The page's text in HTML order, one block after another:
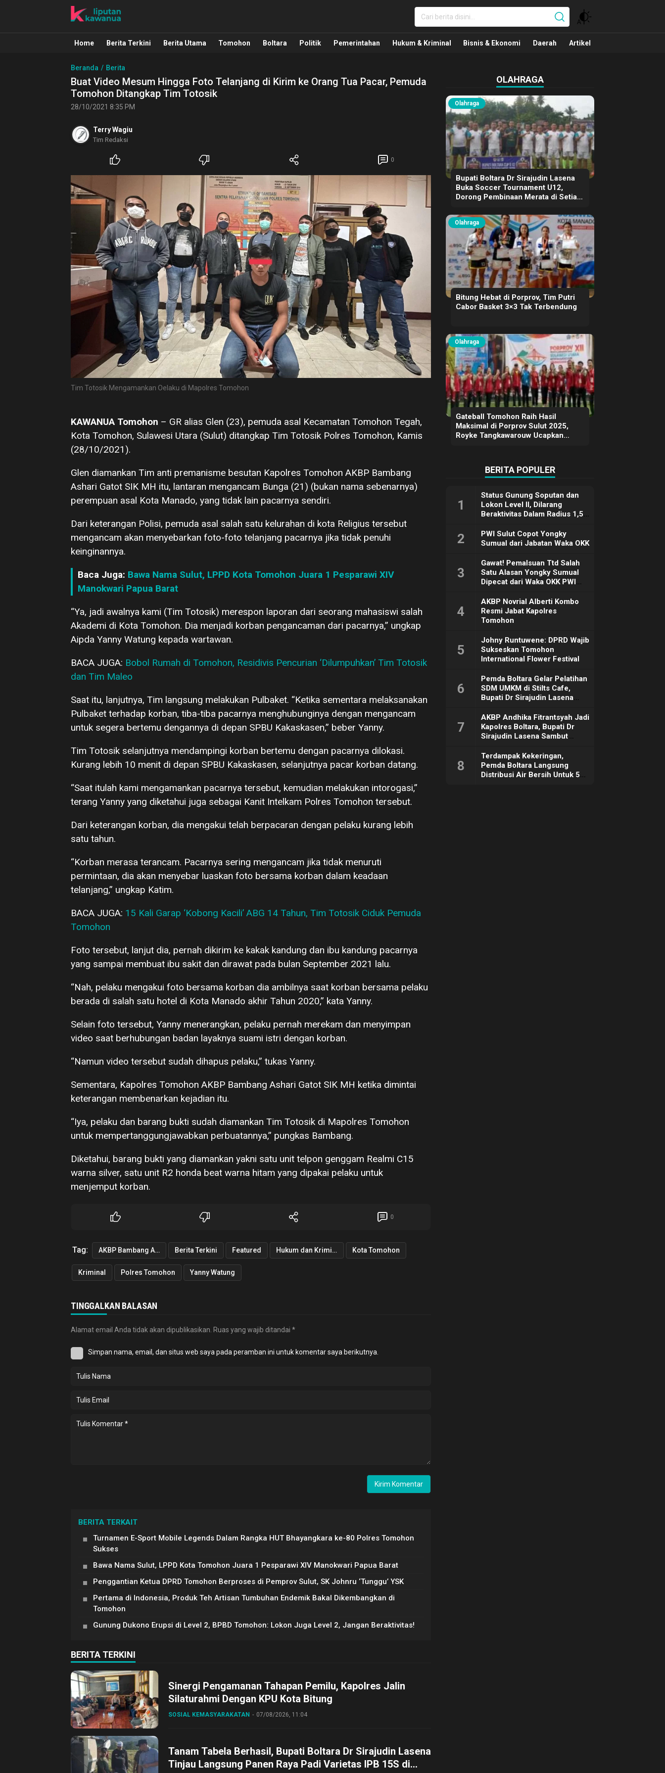
Liputan Kawanua
Berita Manado, Sulawesi Utara, Kawanua, Politik, Pemerintahan, Hukum Kriminal dan Nasional
Home Berita Terkini Berita Utama Tomohon Boltara Politik Pemerintahan Hukum & Kriminal Bisnis & Ekonomi Daerah Artikel
Beranda Berita
Buat Video Mesum Hingga Foto Telanjang di Kirim ke Orang Tua Pacar, Pemuda
Tomohon Ditangkap Tim Totosik
28/10/2021 8:35 PM
Terry Wagiu
Tim Redaksi
0
Tim Totosik Mengamankan Oelaku di Mapolres Tomohon
KAWANUA Tomohon – GR alias Glen (23), pemuda asal Kecamatan Tomohon Tegah,
Kota Tomohon, Sulawesi Utara (Sulut) ditangkap Tim Totosik Polres Tomohon, Kamis
(28/10/2021).
Glen diamankan Tim anti premanisme besutan Kapolres Tomohon AKBP Bambang
Ashari Gatot SIK MH itu, lantaran mengancam Bunga (21) (bukan nama sebenarnya)
perempuan asal Kota Manado, yang tidak lain pacarnya sendiri.
Dari keterangan Polisi, pemuda asal salah satu kelurahan di kota Religius tersebut
mengancam akan menyebarkan foto-foto telanjang pacarnya jika tidak penuhi
keinginannya.
Baca Juga: Bawa Nama Sulut, LPPD Kota Tomohon Juara 1 Pesparawi XIV
Manokwari Papua Barat
“Ya, jadi awalnya kami (Tim Totosik) merespon laporan dari seorang mahasiswi salah
Akademi di Kota Tomohon. Dia menjadi korban pengancaman dari pacarnya,” ungkap
Aipda Yanny Watung kepada wartawan.
BACA JUGA: Bobol Rumah di Tomohon, Residivis Pencurian ‘Dilumpuhkan’ Tim Totosik
dan Tim Maleo
Saat itu, lanjutnya, Tim langsung melakukan Pulbaket. “Ketika sementara melaksanakan
Pulbaket terhadap korban, tiba-tiba pacarnya menghubunginya dengan mengancam
untuk segera bertemu dengannya di depan SPBU Kakaskasen,” beber Yanny.
Tim Totosik selanjutnya mendampingi korban bertemu dengan pacarnya dilokasi.
Kurang lebih 10 menit di depan SPBU Kakaskasen, selanjutnya pacar korban datang.
“Saat itulah kami mengamankan pacarnya tersebut, kemudian melakukan intorogasi,”
terang Yanny yang diketahui juga sebagai Kanit Intelkam Polres Tomohon tersebut.
Dari keterangan korban, dia mengakui telah berpacaran dengan pelaku kurang lebih
satu tahun.
“Korban merasa terancam. Pacarnya sering mengancam jika tidak menuruti
permintaan, dia akan menyebar luaskan foto bersama korban dalam keadaan
telanjang,” ungkap Katim.
BACA JUGA: 15 Kali Garap ‘Kobong Kacili’ ABG 14 Tahun, Tim Totosik Ciduk Pemuda
Tomohon
Foto tersebut, lanjut dia, pernah dikirim ke kakak kandung dan ibu kandung pacarnya
yang sampai membuat ibu sakit dan dirawat pada bulan September 2021 lalu.
“Nah, pelaku mengakui foto bersama korban dia ambilnya saat korban bersama pelaku
berada di salah satu hotel di Kota Manado akhir Tahun 2020,” kata Yanny.
Selain foto tersebut, Yanny menerangkan, pelaku pernah merekam dan menyimpan
video saat berhubungan badan layaknya suami istri dengan korban.
“Namun video tersebut sudah dihapus pelaku,” tukas Yanny.
Sementara, Kapolres Tomohon AKBP Bambang Ashari Gatot SIK MH ketika dimintai
keterangan membenarkan kejadian itu.
“Iya, pelaku dan barang bukti sudah diamankan Tim Totosik di Mapolres Tomohon
untuk mempertanggungjawabkan perbuatannya,” pungkas Bambang.
Diketahui, barang bukti yang diamankan yakni satu unit telpon genggam Realmi C15
warna silver, satu unit R2 honda beat warna hitam yang dipakai pelaku untuk
menjemput korban.
0
Tag: AKBP Bambang Ashari Gatot Berita Terkini Featured Hukum dan Kriminal Kota Tomohon
Kriminal Polres Tomohon Yanny Watung
TINGGALKAN BALASAN
Alamat email Anda tidak akan dipublikasikan. Ruas yang wajib ditandai *
Simpan nama, email, dan situs web saya pada peramban ini untuk komentar saya berikutnya.
BERITA TERKAIT
Turnamen E-Sport Mobile Legends Dalam Rangka HUT Bhayangkara ke-80 Polres Tomohon
Sukses
Bawa Nama Sulut, LPPD Kota Tomohon Juara 1 Pesparawi XIV Manokwari Papua Barat
Penggantian Ketua DPRD Tomohon Berproses di Pemprov Sulut, SK Johnru ‘Tunggu’ YSK
Pertama di Indonesia, Produk Teh Artisan Tumbuhan Endemik Bakal Dikembangkan di
Tomohon
Gunung Dukono Erupsi di Level 2, BPBD Tomohon: Lokon Juga Level 2, Jangan Beraktivitas!
BERITA TERKINI
Sinergi Pengamanan Tahapan Pemilu, Kapolres Jalin
Silaturahmi Dengan KPU Kota Bitung
SOSIAL KEMASYARAKATAN 07/08/2026, 11:04
Tanam Tabela Berhasil, Bupati Boltara Dr Sirajudin Lasena
Tinjau Langsung Panen Raya Padi Varietas IPB 15S di
OLAHRAGA
Olahraga
Bupati Boltara Dr Sirajudin Lasena
Buka Soccer Tournament U12,
Dorong Pembinaan Merata di Setiap
Olahraga
Bitung Hebat di Porprov, Tim Putri
Cabor Basket 3×3 Tak Terbendung
Olahraga
Gateball Tomohon Raih Hasil
Maksimal di Porprov Sulut 2025,
Royke Tangkawarouw Ucapkan
BERITA POPULER
1
Status Gunung Soputan dan
Lokon Level II, Dilarang
Beraktivitas Dalam Radius 1,5
2
PWI Sulut Copot Yongky
Sumual dari Jabatan Waka OKK
3
Gawat! Pemalsuan Ttd Salah
Satu Alasan Yongky Sumual
Dipecat dari Waka OKK PWI
4
AKBP Novrial Alberti Kombo
Resmi Jabat Kapolres
Tomohon
5
Johny Runtuwene: DPRD Wajib
Sukseskan Tomohon
International Flower Festival
6
Pemda Boltara Gelar Pelatihan
SDM UMKM di Stilts Cafe,
Bupati Dr Sirajudin Lasena
Dorong Ekonomi Daerah
7
AKBP Andhika Fitrantsyah Jadi
Kapolres Boltara, Bupati Dr
Sirajudin Lasena Sambut
8
Terdampak Kekeringan,
Pemda Boltara Langsung
Distribusi Air Bersih Untuk 50